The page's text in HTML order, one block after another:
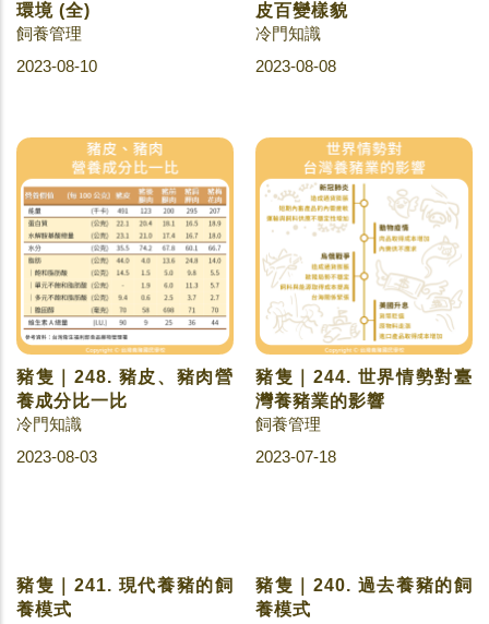
環境 (全)
飼養管理
2023-08-10
皮百變樣貌
冷門知識
2023-08-08
豬隻｜248. 豬皮、豬肉營
養成分比一比
冷門知識
2023-08-03
豬隻｜244. 世界情勢對臺
灣養豬業的影響
飼養管理
2023-07-18